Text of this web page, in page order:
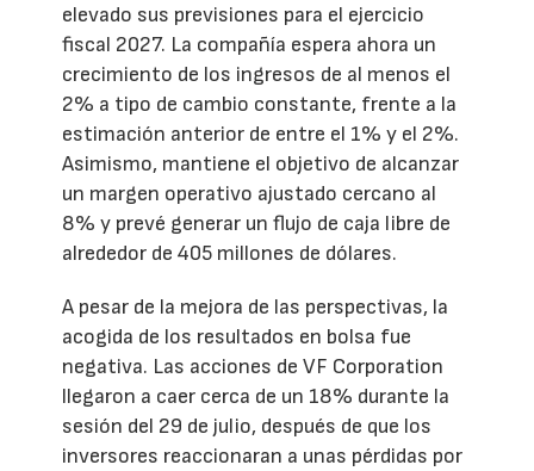
elevado sus previsiones para el ejercicio
fiscal 2027. La compañía espera ahora un
crecimiento de los ingresos de al menos el
2% a tipo de cambio constante, frente a la
estimación anterior de entre el 1% y el 2%.
Asimismo, mantiene el objetivo de alcanzar
un margen operativo ajustado cercano al
8% y prevé generar un flujo de caja libre de
alrededor de 405 millones de dólares.
A pesar de la mejora de las perspectivas, la
acogida de los resultados en bolsa fue
negativa. Las acciones de VF Corporation
llegaron a caer cerca de un 18% durante la
sesión del 29 de julio, después de que los
inversores reaccionaran a unas pérdidas por